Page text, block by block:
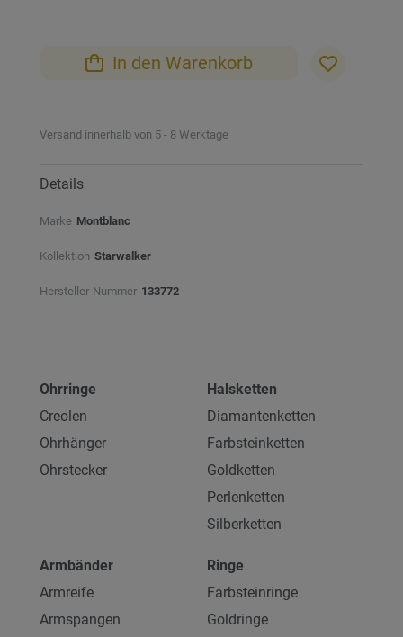
springen
In den Warenkorb
Versand innerhalb von 5 - 8 Werktage
Details
Marke Montblanc
Kollektion Starwalker
Hersteller-Nummer 133772
Ohrringe
Creolen
Ohrhänger
Ohrstecker
Halsketten
Diamantenketten
Farbsteinketten
Goldketten
Perlenketten
Silberketten
Armbänder
Armreife
Armspangen
Ringe
Farbsteinringe
Goldringe